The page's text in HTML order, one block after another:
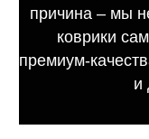
причина – мы
коврики
премиум-
и